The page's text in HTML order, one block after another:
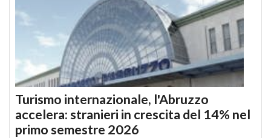
Turismo internazionale, l'Abruzzo
accelera: stranieri in crescita del 14% nel
primo semestre 2026